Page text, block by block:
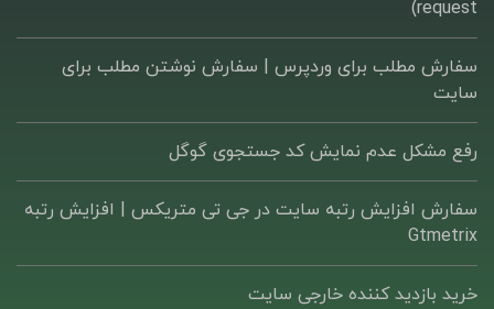
request)
سفارش مطلب برای وردپرس |‌ سفارش نوشتن مطلب برای
سایت
رفع مشکل عدم نمایش کد جستجوی گوگل
سفارش افزایش رتبه سایت در جی تی متریکس | افزایش رتبه
Gtmetrix
خرید بازدید کننده خارجی سایت